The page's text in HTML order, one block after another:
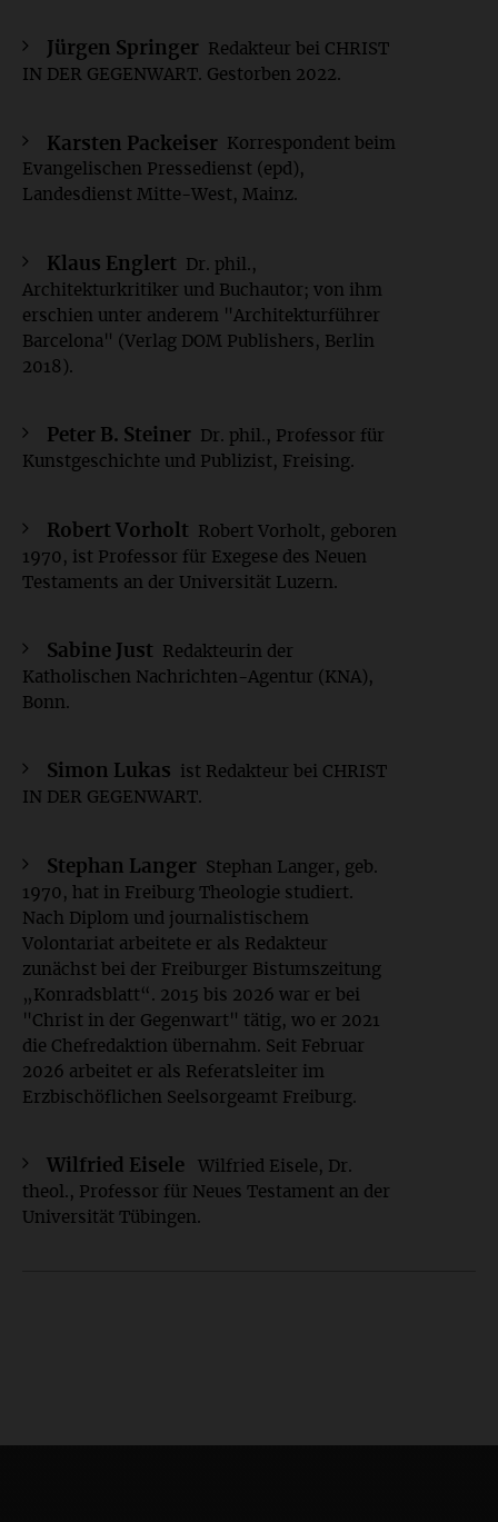
Jürgen Springer
Redakteur bei CHRIST
IN DER GEGENWART. Gestorben 2022.
Karsten Packeiser
Korrespondent beim
Evangelischen Pressedienst (epd),
Landesdienst Mitte-West, Mainz.
Klaus Englert
Dr. phil.,
Architekturkritiker und Buchautor; von ihm
erschien unter anderem "Architekturführer
Barcelona" (Verlag DOM Publishers, Berlin
2018).
Peter B. Steiner
Dr. phil., Professor für
Kunstgeschichte und Publizist, Freising.
Robert Vorholt
Robert Vorholt, geboren
1970, ist Professor für Exegese des Neuen
Testaments an der Universität Luzern.
Sabine Just
Redakteurin der
Katholischen Nachrichten-Agentur (KNA),
Bonn.
Simon Lukas
ist Redakteur bei CHRIST
IN DER GEGENWART.
Stephan Langer
Stephan Langer, geb.
1970, hat in Freiburg Theologie studiert.
Nach Diplom und journalistischem
Volontariat arbeitete er als Redakteur
zunächst bei der Freiburger Bistumszeitung
„Konradsblatt“. 2015 bis 2026 war er bei
"Christ in der Gegenwart" tätig, wo er 2021
die Chefredaktion übernahm. Seit Februar
2026 arbeitet er als Referatsleiter im
Erzbischöflichen Seelsorgeamt Freiburg.
Wilfried Eisele
Wilfried Eisele, Dr.
theol., Professor für Neues Testament an der
Universität Tübingen.